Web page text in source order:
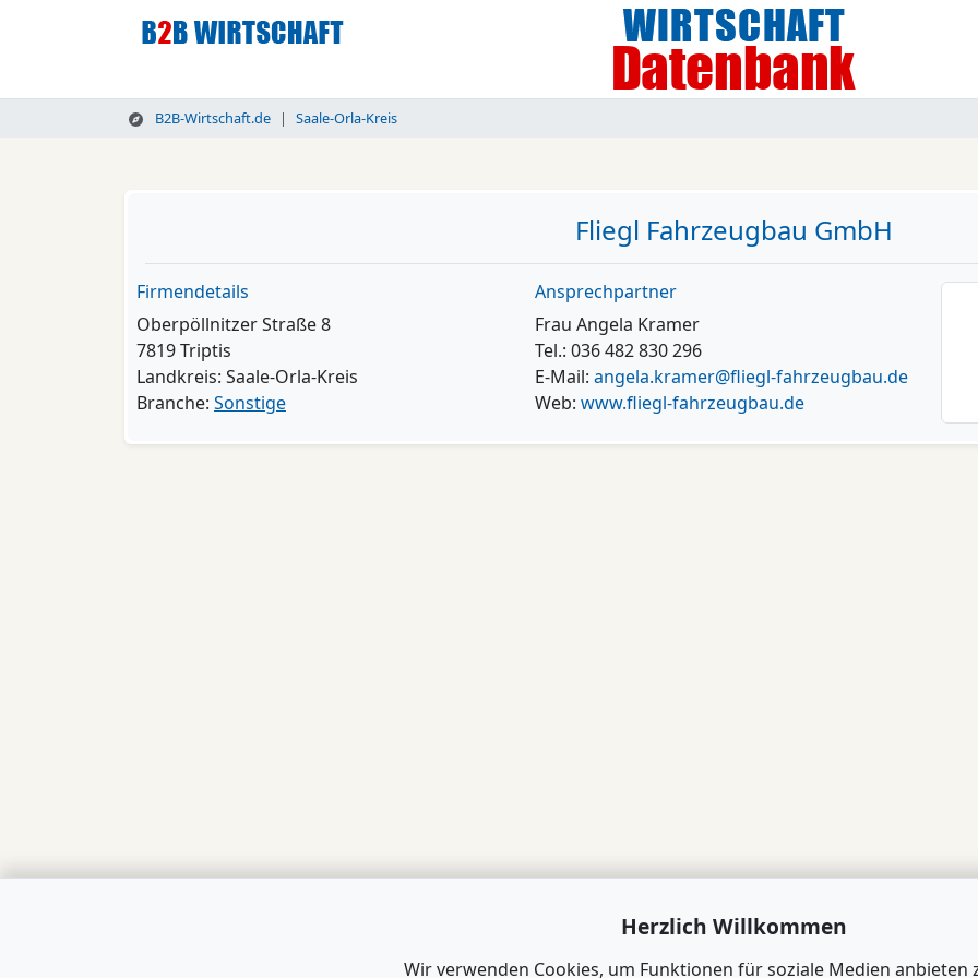
B2B-Wirtschaft.de Saale-Orla-Kreis
Fliegl Fahrzeugbau GmbH
Firmendetails
Oberpöllnitzer Straße 8
7819 Triptis
Landkreis: Saale-Orla-Kreis
Branche: Sonstige
Ansprechpartner
Frau Angela Kramer
Tel.: 036 482 830 296
E-Mail: angela.kramer@fliegl-fahrzeugbau.de
Web: www.fliegl-fahrzeugbau.de
Herzlich Willkommen
Wir verwenden Cookies, um Funktionen für soziale Medien anbieten